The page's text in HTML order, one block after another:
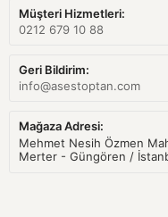
Müşteri Hizmetleri:
0212 679 10 88
Geri Bildirim:
info@asestoptan.com
Mağaza Adresi:
Mehmet Nesih Özmen
Merter - Güngören /